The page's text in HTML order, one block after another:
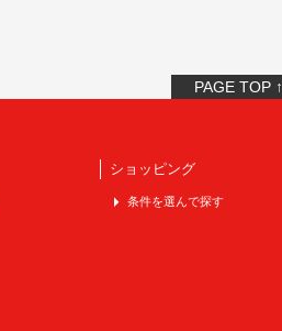
PAGE TOP ↑
ショッピング
条件を選んで探す